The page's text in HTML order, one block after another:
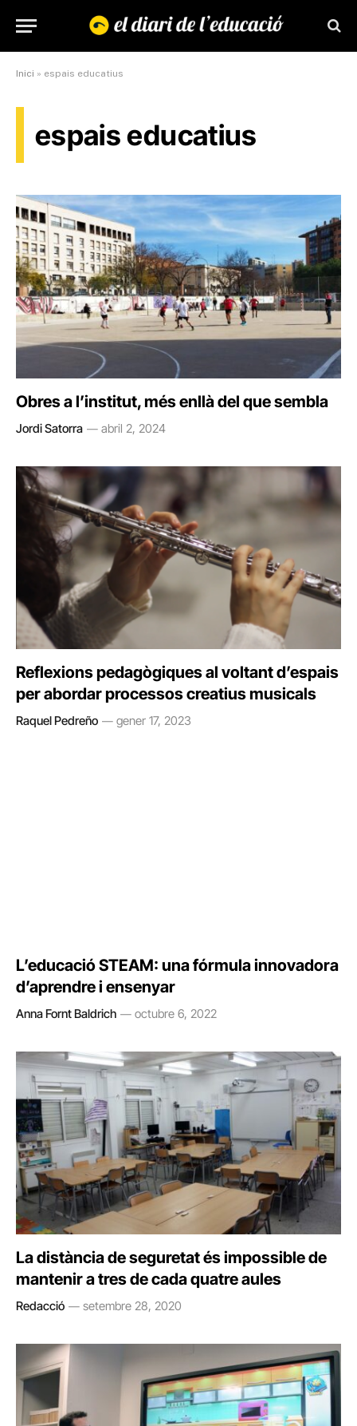
Inici » espais educatius
espais educatius
Obres a l’institut, més enllà del que sembla
Jordi Satorra abril 2, 2024
Reflexions pedagògiques al voltant d’espais
per abordar processos creatius musicals
Raquel Pedreño gener 17, 2023
L’educació STEAM: una fórmula innovadora
d’aprendre i ensenyar
Anna Fornt Baldrich octubre 6, 2022
La distància de seguretat és impossible de
mantenir a tres de cada quatre aules
Redacció setembre 28, 2020